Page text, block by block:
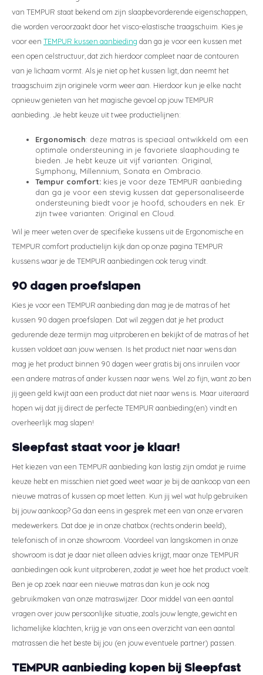
van TEMPUR staat bekend om zijn slaapbevorderende eigenschappen,
die worden veroorzaakt door het visco-elastische traagschuim. Kies je
voor een TEMPUR kussen aanbieding dan ga je voor een kussen met
een open celstructuur, dat zich hierdoor compleet naar de contouren
van je lichaam vormt. Als je niet op het kussen ligt, dan neemt het
traagschuim zijn originele vorm weer aan. Hierdoor kun je elke nacht
opnieuw genieten van het magische gevoel op jouw TEMPUR
aanbieding. Je hebt keuze uit twee productielijnen:
Ergonomisch: deze matras is speciaal ontwikkeld om een
optimale ondersteuning in je favoriete slaaphouding te
bieden. Je hebt keuze uit vijf varianten: Original,
Symphony, Millennium, Sonata en Ombracio.
Tempur comfort: kies je voor deze TEMPUR aanbieding
dan ga je voor een stevig kussen dat gepersonaliseerde
ondersteuning biedt voor je hoofd, schouders en nek. Er
zijn twee varianten: Original en Cloud.
Wil je meer weten over de specifieke kussens uit de Ergonomische en
TEMPUR comfort productielijn kijk dan op onze pagina TEMPUR
kussens waar je de TEMPUR aanbiedingen ook terug vindt.
90 dagen proefslapen
Kies je voor een TEMPUR aanbieding dan mag je de matras of het
kussen 90 dagen proefslapen. Dat wil zeggen dat je het product
gedurende deze termijn mag uitproberen en bekijkt of de matras of het
kussen voldoet aan jouw wensen. Is het product niet naar wens dan
mag je het product binnen 90 dagen weer gratis bij ons inruilen voor
een andere matras of ander kussen naar wens. Wel zo fijn, want zo ben
jij geen geld kwijt aan een product dat niet naar wens is. Maar uiteraard
hopen wij dat jij direct de perfecte TEMPUR aanbieding(en) vindt en
overheerlijk mag slapen!
Sleepfast staat voor je klaar!
Het kiezen van een TEMPUR aanbieding kan lastig zijn omdat je ruime
keuze hebt en misschien niet goed weet waar je bij de aankoop van een
nieuwe matras of kussen op moet letten. Kun jij wel wat hulp gebruiken
bij jouw aankoop? Ga dan eens in gesprek met een van onze ervaren
medewerkers. Dat doe je in onze chatbox (rechts onderin beeld),
telefonisch of in onze showroom. Voordeel van langskomen in onze
showroom is dat je daar niet alleen advies krijgt, maar onze TEMPUR
aanbiedingen ook kunt uitproberen, zodat je weet hoe het product voelt.
Ben je op zoek naar een nieuwe matras dan kun je ook nog
gebruikmaken van onze matraswijzer. Door middel van een aantal
vragen over jouw persoonlijke situatie, zoals jouw lengte, gewicht en
lichamelijke klachten, krijg je van ons een overzicht van een aantal
matrassen die het beste bij jou (en jouw eventuele partner) passen.
TEMPUR aanbieding kopen bij Sleepfast